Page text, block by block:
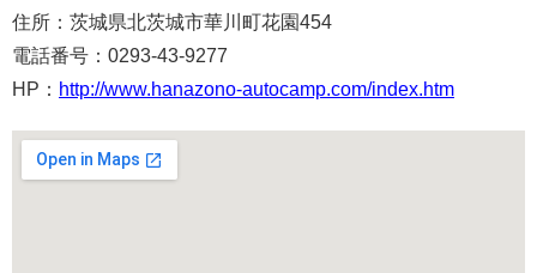
住所：茨城県北茨城市華川町花園454
電話番号：0293-43-9277
HP： http://www.hanazono-autocamp.com/index.htm